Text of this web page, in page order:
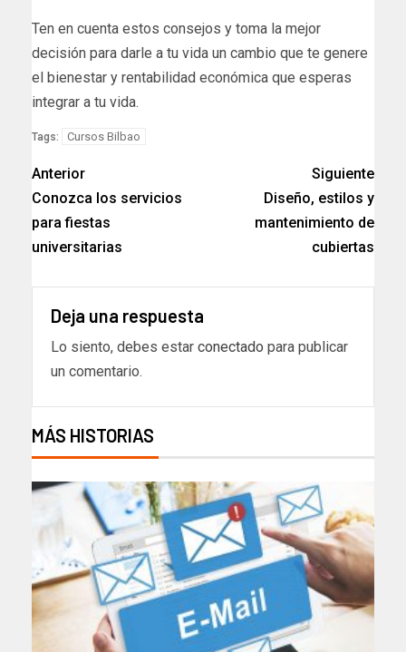
Ten en cuenta estos consejos y toma la mejor
decisión para darle a tu vida un cambio que te genere
el bienestar y rentabilidad económica que esperas
integrar a tu vida.
Tags: Cursos Bilbao
Anterior
Conozca los servicios
para fiestas
universitarias
Siguiente
Diseño, estilos y
mantenimiento de
cubiertas
Deja una respuesta
Lo siento, debes estar conectado para publicar
un comentario.
MÁS HISTORIAS